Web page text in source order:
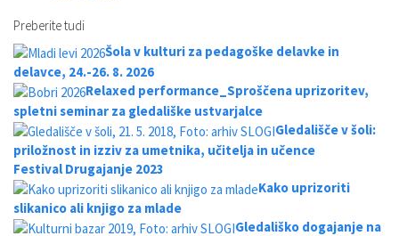
Preberite tudi
Šola v kulturi za pedagoške delavke in
delavce, 24.-26. 8. 2026
Relaxed performance_Sproščena uprizoritev,
spletni seminar za gledališke ustvarjalce
Gledališče v šoli:
priložnost in izziv za umetnika, učitelja in učence
Festival Drugajanje 2023
Kako uprizoriti
slikanico ali knjigo za mlade
Gledališko dogajanje na